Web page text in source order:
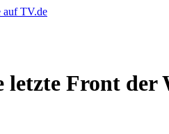
Front der